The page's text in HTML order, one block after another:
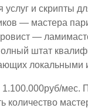
услуг и скрипты
— мастера
—
штат
локальными
1.100.000руб/мес.
количество